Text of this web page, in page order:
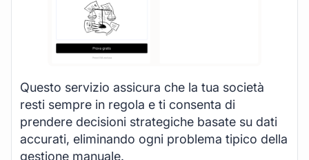
Questo servizio assicura che la tua società
resti sempre in regola e ti consenta di
prendere decisioni strategiche basate su dati
accurati, eliminando ogni problema tipico della
gestione manuale.